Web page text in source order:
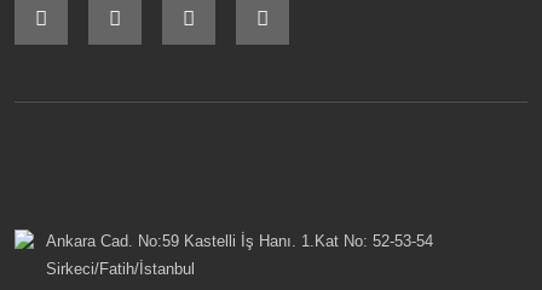
Ankara Cad. No:59 Kastelli İş Hanı. 1.Kat No: 52-53-54
Sirkeci/Fatih/İstanbul